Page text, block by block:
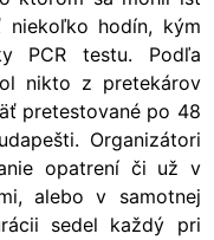
hodín, kým
PCR testu. Podľa
nikto z pretekárov
pretestované po 48
Organizátori
opatrení či už v
alebo v samotnej
sedel každý pri